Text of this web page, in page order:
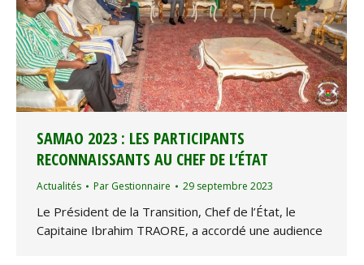
SAMAO 2023 : LES PARTICIPANTS
RECONNAISSANTS AU CHEF DE L’ÉTAT
Actualités Par Gestionnaire 29 septembre 2023
Le Président de la Transition, Chef de l’État, le
Capitaine Ibrahim TRAORE, a accordé une audience